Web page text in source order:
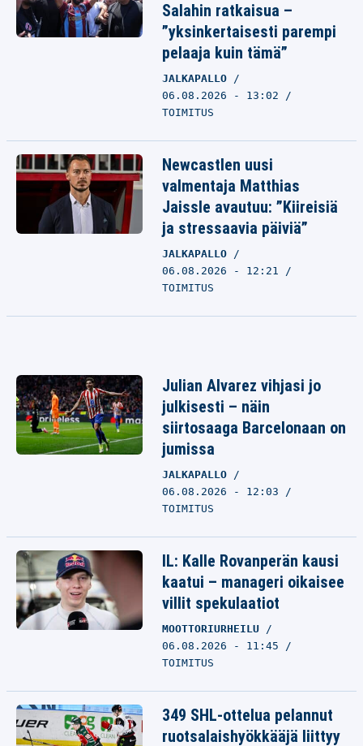
Salahin ratkaisua –
”yksinkertaisesti parempi
pelaaja kuin tämä”
JALKAPALLO
06.08.2026 - 13:02
TOIMITUS
Newcastlen uusi
valmentaja Matthias
Jaissle avautuu: ”Kiireisiä
ja stressaavia päiviä”
JALKAPALLO
06.08.2026 - 12:21
TOIMITUS
Julian Alvarez vihjasi jo
julkisesti – näin
siirtosaaga Barcelonaan on
jumissa
JALKAPALLO
06.08.2026 - 12:03
TOIMITUS
IL: Kalle Rovanperän kausi
kaatui – manageri oikaisee
villit spekulaatiot
MOOTTORIURHEILU
06.08.2026 - 11:45
TOIMITUS
349 SHL-ottelua pelannut
ruotsalaishyökkääjä liittyy